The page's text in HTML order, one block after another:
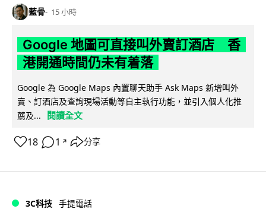
藍骨 15 小時
Google 地圖可直接叫外賣訂酒店 香
港開通時間仍未有着落
Google 為 Google Maps 內置聊天助手 Ask Maps 新增叫外
賣、訂酒店及查詢現場活動等自主執行功能，並引入個人化推
薦及...
閱讀全文
18 1 ↗ 分享
3C科技 手提電話